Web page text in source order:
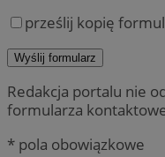
prześlij kopię
Redakcja portalu nie
formularza
* pola obowiązkowe